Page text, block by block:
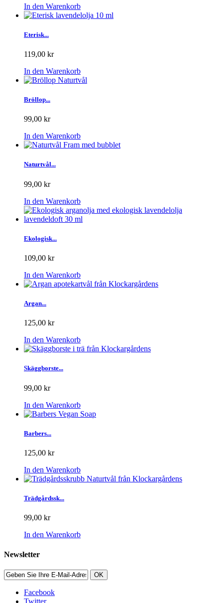
In den Warenkorb
Eterisk...
119,00 kr
In den Warenkorb
Bröllop...
99,00 kr
In den Warenkorb
Naturtvål...
99,00 kr
In den Warenkorb
Ekologisk...
109,00 kr
In den Warenkorb
Argan...
125,00 kr
In den Warenkorb
Skäggborste...
99,00 kr
In den Warenkorb
Barbers...
125,00 kr
In den Warenkorb
Trädgårdssk...
99,00 kr
In den Warenkorb
Newsletter
OK
Facebook
Twitter